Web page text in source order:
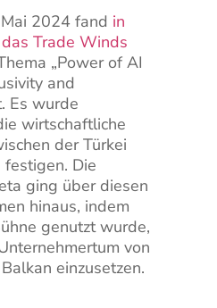
2024 fand in
Trade Winds
„Power of AI
and
Es wurde
wirtschaftliche
der Türkei
festigen. Die
ging über diesen
hinaus, indem
genutzt wurde,
von
einzusetzen.